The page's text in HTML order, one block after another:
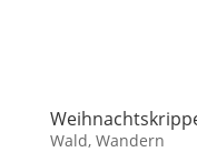
Wald, Wandern